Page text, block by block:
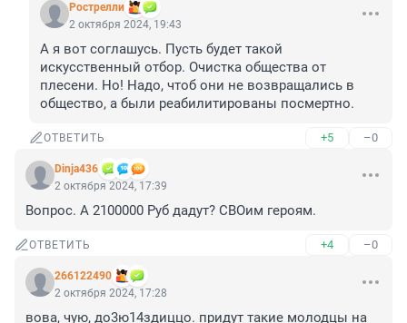
Рострелли
2 октября 2024, 19:43
А я вот соглашусь. Пусть будет такой
искусственный отбор. Очистка общества от
плесени. Но! Надо, чтоб они не возвращались в
общество, а были реабилитированы посмертно.
ОТВЕТИТЬ +5 –0
Dinja436
2 октября 2024, 17:39
Вопрос. А 2100000 Руб дадут? СВОим героям.
ОТВЕТИТЬ +4 –0
266122490
2 октября 2024, 17:28
вова, чую, до3ю14здиццо. придут такие молодцы на